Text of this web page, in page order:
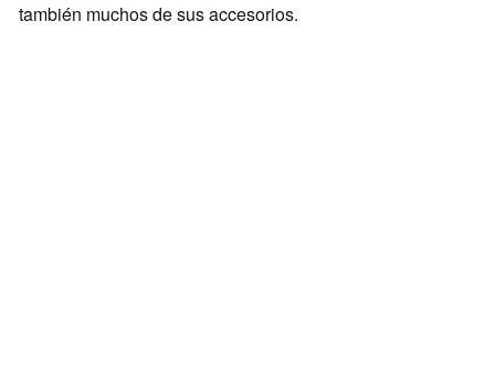
también muchos de sus accesorios.